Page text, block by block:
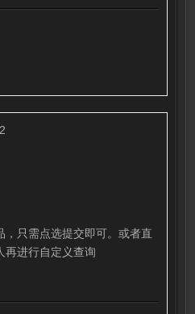
，只需点选提交即可。或者直
再进行自定义查询